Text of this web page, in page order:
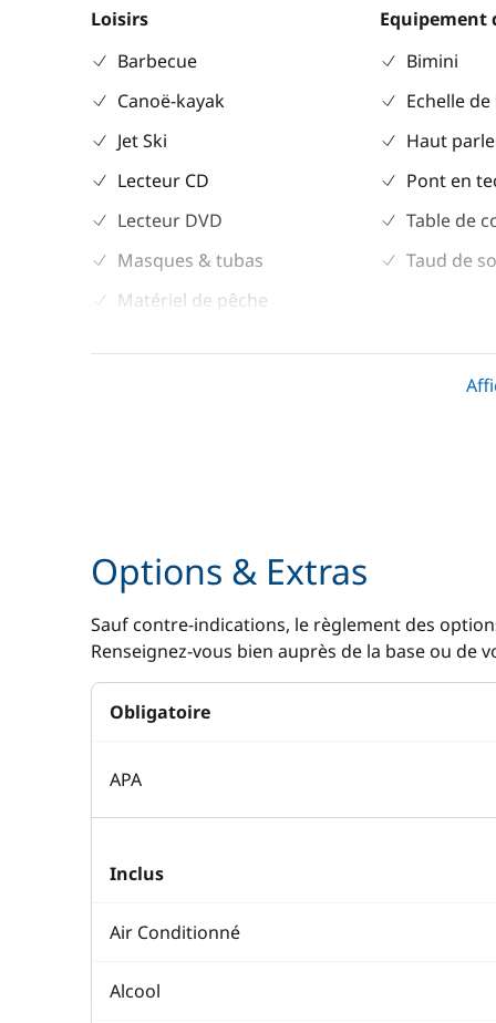
Loisirs
Barbecue
Canoë-kayak
Jet Ski
Lecteur CD
Lecteur DVD
Masques & tubas
Matériel de pêche
Equipement
Bimini
Echelle
Haut
Pont en
Table de
Taud de
Grille pain
Ice Maker
Lave Vaisselle
Réfrigérateur
Réfrigérateur éléctrique
Eau
Options & Extras
Sauf contre-indications, le règlement des
Renseignez-vous bien auprès de la base ou de
Obligatoire
APA
Inclus
Air Conditionné
Alcool